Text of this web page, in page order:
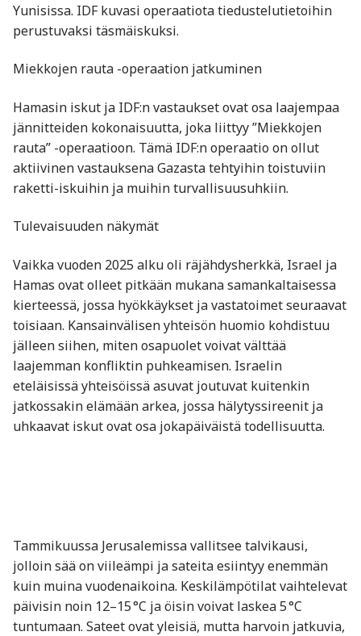
Yunisissa. IDF kuvasi operaatiota tiedustelutietoihin
perustuvaksi täsmäiskuksi.
Miekkojen rauta -operaation jatkuminen
Hamasin iskut ja IDF:n vastaukset ovat osa laajempaa
jännitteiden kokonaisuutta, joka liittyy ”Miekkojen
rauta” -operaatioon. Tämä IDF:n operaatio on ollut
aktiivinen vastauksena Gazasta tehtyihin toistuviin
raketti-iskuihin ja muihin turvallisuusuhkiin.
Tulevaisuuden näkymät
Vaikka vuoden 2025 alku oli räjähdysherkkä, Israel ja
Hamas ovat olleet pitkään mukana samankaltaisessa
kierteessä, jossa hyökkäykset ja vastatoimet seuraavat
toisiaan. Kansainvälisen yhteisön huomio kohdistuu
jälleen siihen, miten osapuolet voivat välttää
laajemman konfliktin puhkeamisen. Israelin
eteläisissä yhteisöissä asuvat joutuvat kuitenkin
jatkossakin elämään arkea, jossa hälytyssireenit ja
uhkaavat iskut ovat osa jokapäiväistä todellisuutta.
Tammikuussa Jerusalemissa vallitsee talvikausi,
jolloin sää on viileämpi ja sateita esiintyy enemmän
kuin muina vuodenaikoina. Keskilämpötilat vaihtelevat
päivisin noin 12–15 °C ja öisin voivat laskea 5 °C
tuntumaan. Sateet ovat yleisiä, mutta harvoin jatkuvia,